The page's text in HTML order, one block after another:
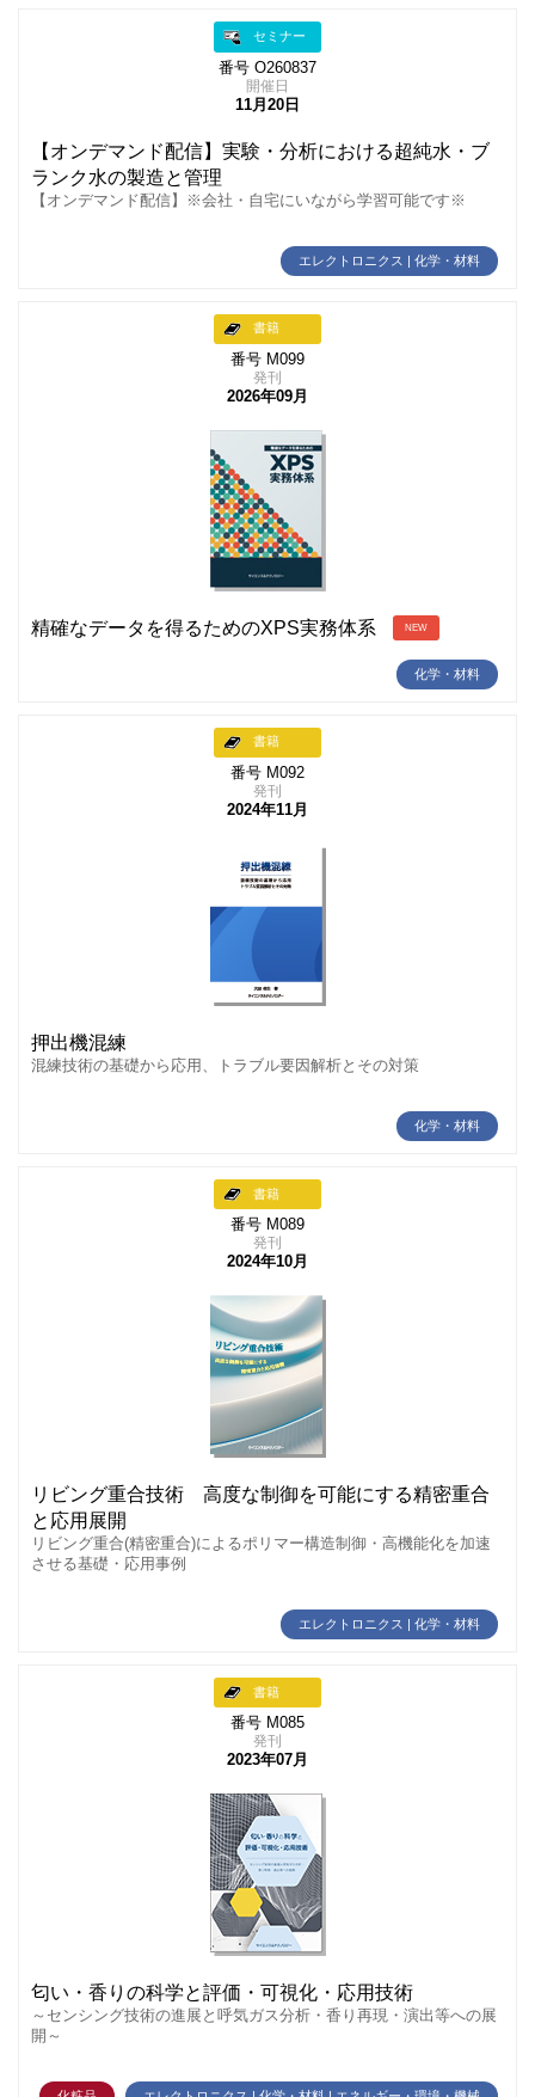
セミナー
番号 O260837
開催日
11月20日
【オンデマンド配信】実験・分析における超純水・ブ
ランク水の製造と管理
【オンデマンド配信】※会社・自宅にいながら学習可能です※
エレクトロニクス | 化学・材料
書籍
番号 M099
発刊
2026年09月
精確なデータを得るためのXPS実務体系 NEW
化学・材料
書籍
番号 M092
発刊
2024年11月
押出機混練
混練技術の基礎から応用、トラブル要因解析とその対策
化学・材料
書籍
番号 M089
発刊
2024年10月
リビング重合技術 高度な制御を可能にする精密重合
と応用展開
リビング重合(精密重合)によるポリマー構造制御・高機能化を加速
させる基礎・応用事例
エレクトロニクス | 化学・材料
書籍
番号 M085
発刊
2023年07月
匂い・香りの科学と評価・可視化・応用技術
～センシング技術の進展と呼気ガス分析・香り再現・演出等への展
開～